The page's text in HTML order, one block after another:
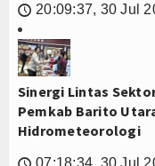
🕔 20:09:37, 30 Jul
Sinergi Lintas
Pemkab Barito
Hidrometeorologi
07:18:34, 30 Jul